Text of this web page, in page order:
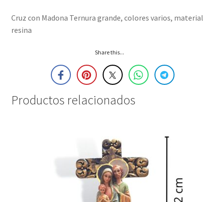
Cruz con Madona Ternura grande, colores varios, material
resina
Share this...
Productos relacionados